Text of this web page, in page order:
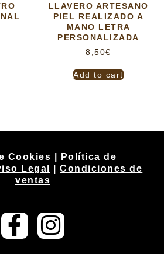
LLAVERO ARTESANO
PIEL REALIZADO A
MANO LETRA
PERSONALIZADA
8,50€
Add to cart
Cookies
Política de
Legal |Condiciones de
ventas